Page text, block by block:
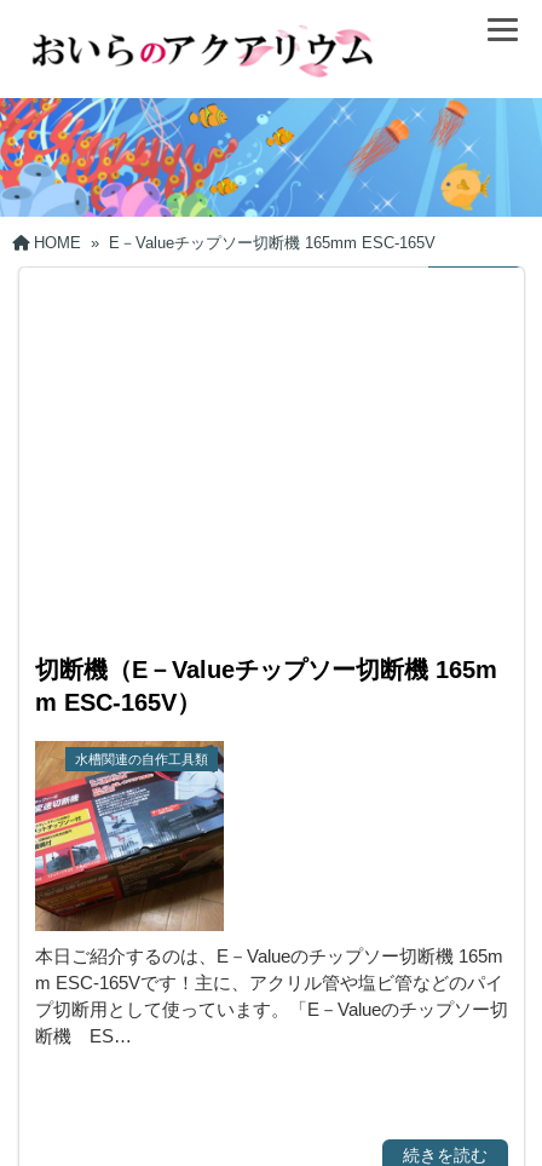
HOME » E－Valueチップソー切断機 165mm ESC-165V
切断機（E－Valueチップソー切断機 165m
m ESC-165V）
水槽関連の自作工具類
本日ご紹介するのは、E－Valueのチップソー切断機 165m
m ESC-165Vです！主に、アクリル管や塩ビ管などのパイ
プ切断用として使っています。「E－Valueのチップソー切
断機 ES…
続きを読む